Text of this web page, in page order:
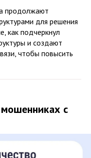
продолжают
для решения
как подчеркнул
и создают
чтобы повысить
с